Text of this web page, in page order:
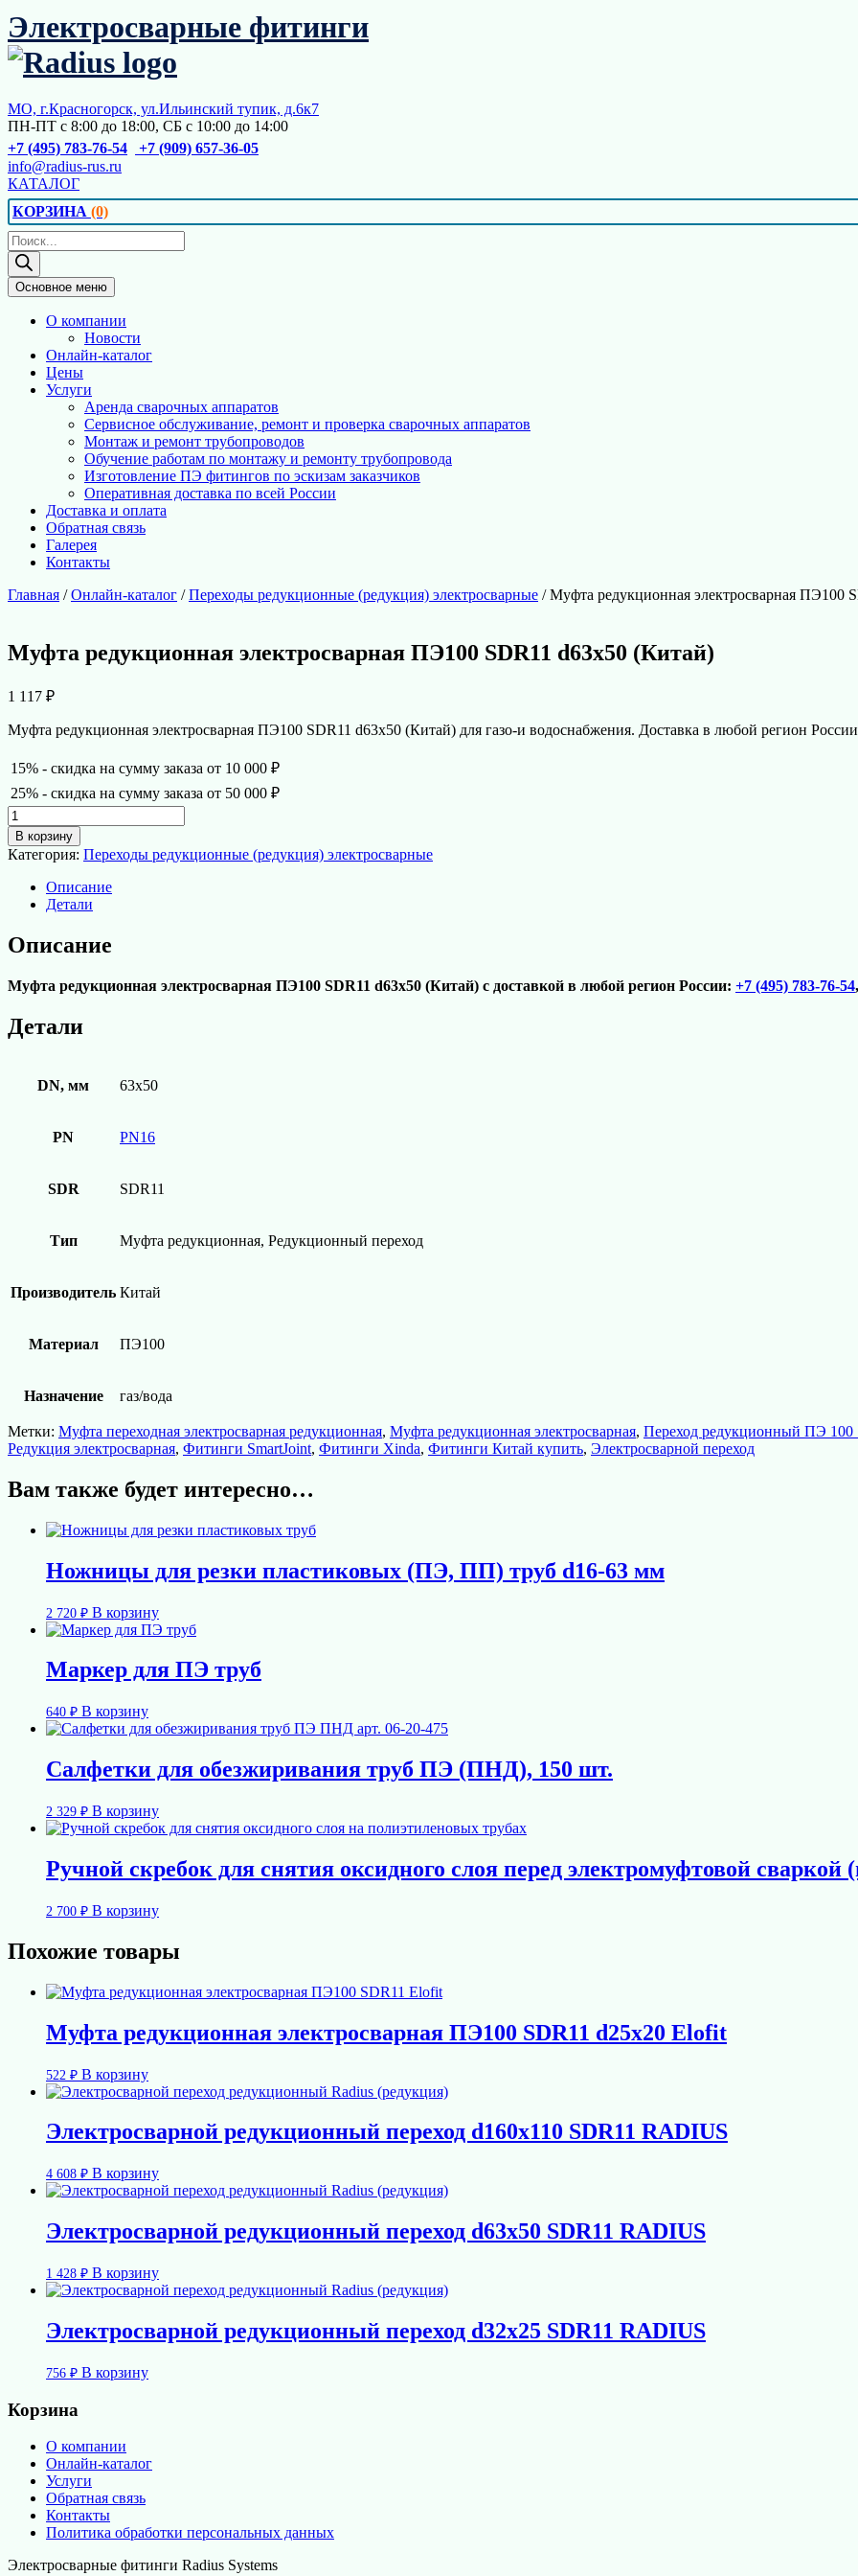
Перейти
к
содержимому
Электросварные фитинги
МО, г.Красногорск, ул.Ильинский тупик, д.6к7
ПН-ПТ с 8:00 до 18:00, СБ с 10:00 до 14:00
+7 (495) 783-76-54
+7 (909) 657-36-05
info@radius-rus.ru
КАТАЛОГ
КОРЗИНА (0)
Поиск
товаров
Основное меню
О компании
Новости
Онлайн-каталог
Цены
Услуги
Аренда сварочных аппаратов
Сервисное обслуживание, ремонт и проверка сварочных аппаратов
Монтаж и ремонт трубопроводов
Обучение работам по монтажу и ремонту трубопровода
Изготовление ПЭ фитингов по эскизам заказчиков
Оперативная доставка по всей России
Доставка и оплата
Обратная связь
Галерея
Контакты
Главная /Онлайн-каталог /Переходы редукционные (редукция) электросварные / Муфта редукционная электросварная ПЭ100
Муфта редукционная электросварная ПЭ100 SDR11 d63х50 (Китай)
1 117 ₽
Муфта редукционная электросварная ПЭ100 SDR11 d63х50 (Китай) для газо-и водоснабжения. Доставка в любой регион
15% - скидка на сумму заказа от 10 000 ₽
25% - скидка на сумму заказа от 50 000 ₽
Количество
товара
Муфта
редукционная
электросварная
ПЭ100
SDR11
d63х50
(Китай)
В корзину
Категория: Переходы редукционные (редукция) электросварные
Описание
Детали
Описание
Муфта редукционная электросварная ПЭ100 SDR11 d63х50 (Китай) с доставкой в любой регион России: +7 (495) 783-76-54,
Детали
DN, мм 63х50
PN PN16
SDR SDR11
Тип Муфта редукционная, Редукционный переход
Производитель Китай
Материал ПЭ100
Назначение газ/вода
Метки: Муфта переходная электросварная редукционная, Муфта редукционная электросварная, Переход редукционный ПЭ 100
Редукция электросварная, Фитинги SmartJoint, Фитинги Xinda, Фитинги Китай купить, Электросварной переход
Вам также будет интересно…
Ножницы для резки пластиковых (ПЭ, ПП) труб d16-63 мм
2 720 ₽ В корзину
Маркер для ПЭ труб
640 ₽ В корзину
Салфетки для обезжиривания труб ПЭ (ПНД), 150 шт.
2 329 ₽ В корзину
Ручной скребок для снятия оксидного слоя перед электромуфтовой сваркой
2 700 ₽ В корзину
Похожие товары
Муфта редукционная электросварная ПЭ100 SDR11 d25х20 Elofit
522 ₽ В корзину
Электросварной редукционный переход d160х110 SDR11 RADIUS
4 608 ₽ В корзину
Электросварной редукционный переход d63х50 SDR11 RADIUS
1 428 ₽ В корзину
Электросварной редукционный переход d32х25 SDR11 RADIUS
756 ₽ В корзину
Корзина
О компании
Онлайн-каталог
Услуги
Обратная связь
Контакты
Политика обработки персональных данных
Электросварные фитинги Radius Systems